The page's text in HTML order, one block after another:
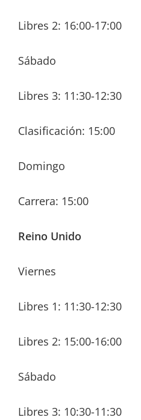
Libres 2: 16:00-17:00
Sábado
Libres 3: 11:30-12:30
Clasificación: 15:00
Domingo
Carrera: 15:00
Reino Unido
Viernes
Libres 1: 11:30-12:30
Libres 2: 15:00-16:00
Sábado
Libres 3: 10:30-11:30